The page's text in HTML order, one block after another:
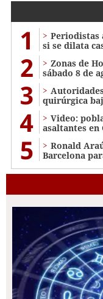
1
Periodistas
si se dilata
2
Zonas de
sábado 8 de
3
quirúrgica
4
Video:
asaltantes en
5
Ronald
Barcelona